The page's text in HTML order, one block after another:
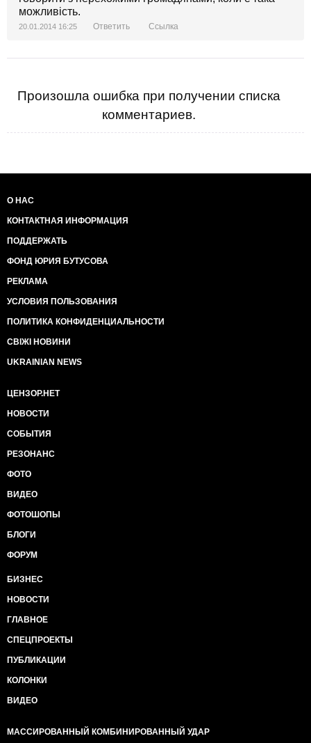
можливість.
20.01.2014 16:25 Ответить Ссылка
Произошла ошибка при получении списка
комментариев.
О НАС
КОНТАКТНАЯ ИНФОРМАЦИЯ
ПОДДЕРЖАТЬ
ФОНД ЮРИЯ БУТУСОВА
РЕКЛАМА
УСЛОВИЯ ПОЛЬЗОВАНИЯ
ПОЛИТИКА КОНФИДЕНЦИАЛЬНОСТИ
СВІЖІ НОВИНИ
UKRAINIAN NEWS
ЦЕНЗОР.НЕТ
НОВОСТИ
СОБЫТИЯ
РЕЗОНАНС
ФОТО
ВИДЕО
ФОТОШОПЫ
БЛОГИ
ФОРУМ
БИЗНЕС
НОВОСТИ
ГЛАВНОЕ
СПЕЦПРОЕКТЫ
ПУБЛИКАЦИИ
КОЛОНКИ
ВИДЕО
МАССИРОВАННЫЙ КОМБИНИРОВАННЫЙ УДАР